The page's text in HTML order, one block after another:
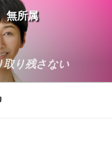
無所属
取り残さない